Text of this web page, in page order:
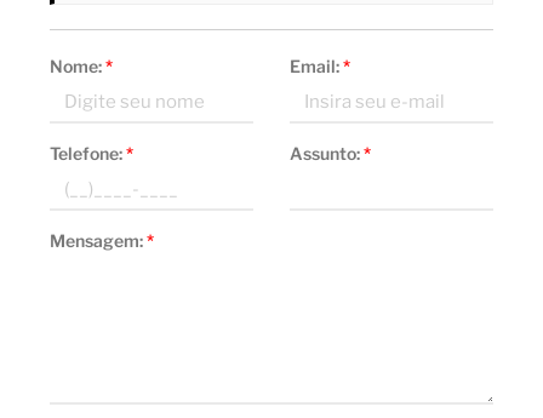
Nome:* Email:*
Telefone:* Assunto:*
Mensagem:*